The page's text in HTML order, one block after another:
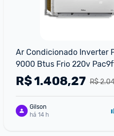
Ar Condicionado Inverter
9000 Btus Frio 220v
220v
R$
R$1.408,27
Gilson
há 14 h